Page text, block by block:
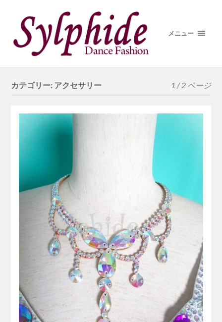
メニュー
カテゴリー: アクセサリー 1 / 2 ページ